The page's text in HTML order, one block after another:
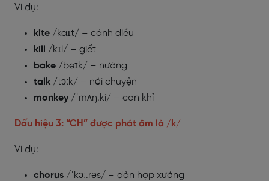
Ví dụ:
kite /kaɪt/ – cánh diều
kill
/kɪl/ – giết
bake /beɪk/ – nướng
talk /tɔːk/ – nói chuyện
monkey /ˈmʌŋ.ki/ – con khỉ
Dấu hiệu 3: “CH” được phát âm là /k/
Ví dụ:
chorus /ˈkɔː.rəs/ – dàn hợp xướng